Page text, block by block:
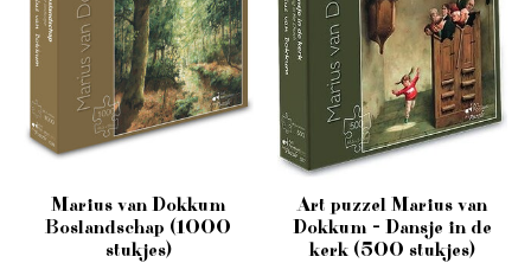
Marius van Dokkum
Boslandschap (1000
stukjes)
Art puzzel Marius van
Dokkum - Dansje in de
kerk (500 stukjes)